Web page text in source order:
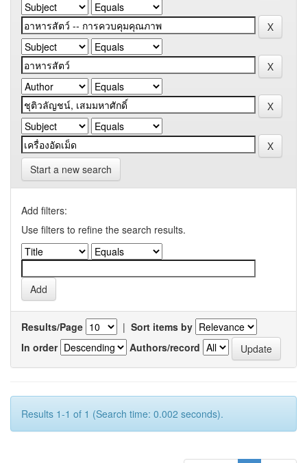
Start a new search
Add filters:
Use filters to refine the search results.
Results/Page | Sort items by
In order
Authors/record
Results 1-1 of 1 (Search time: 0.002 seconds).